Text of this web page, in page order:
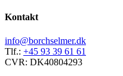
Kontakt
info@borchselmer.dk
Tlf.: +45 93 39 61 61
CVR: DK40804293